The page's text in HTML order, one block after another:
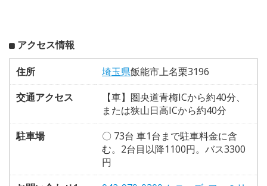
アクセス情報
住所 埼玉県飯能市上名栗3196
交通アクセス
【車】圏央道青梅ICから約40分、
または狭山日高ICから約40分
駐車場
〇 73台 車1台まで駐車料金に含
む。2台目以降1100円。バス3300
円